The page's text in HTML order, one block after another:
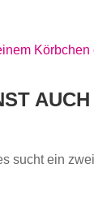
sucht ein